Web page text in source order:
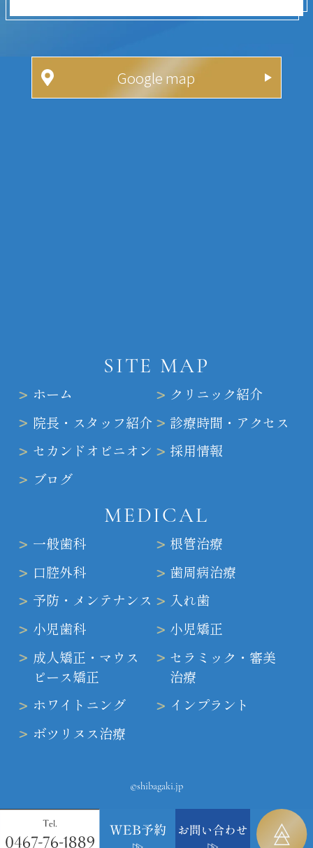
Google map
SITE MAP
ホーム クリニック紹介
院長・スタッフ紹介 診療時間・アクセス
セカンドオピニオン 採用情報
ブログ
MEDICAL
一般歯科
小児矯正
根管治療
成人矯正・マウス
ピース矯正
口腔外科
セラミック・審美
治療
歯周病治療
ホワイトニング
予防・メンテナンス
インプラント
入れ歯
ボツリヌス治療
小児歯科
©shibagaki.jp